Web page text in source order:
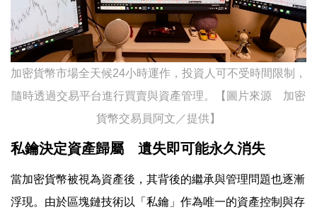
加密貨幣市場全天候24小時運作，投資人可不受時間限制，
隨時透過交易平台進行買賣與資產管理。【圖片來源 加密
貨幣交易員阿文／提供】
私鑰決定資產歸屬 遺失即可能永久消失
當加密貨幣被視為資產後，其背後的繼承與管理問題也逐漸
浮現。由於區塊鏈技術以「私鑰」作為唯一的資產控制與存